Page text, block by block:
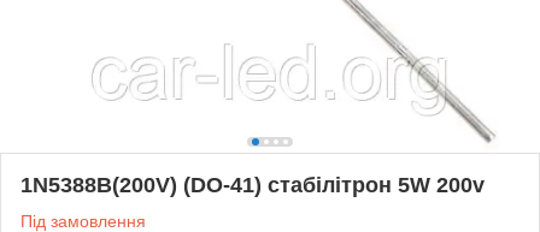
1N5388B(200V) (DO-41) стабілітрон 5W 200v
Під замовлення